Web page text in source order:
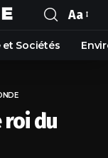
Aa
et Sociétés
roi du